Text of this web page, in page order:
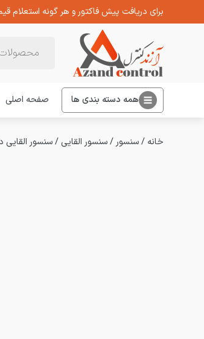
برای دریافت پیش فاکتور و هر گونه استعلام
همه دسته بندی ها صفحه اصلی
خانه /سنسور /سنسور القایی /سنسور القایی